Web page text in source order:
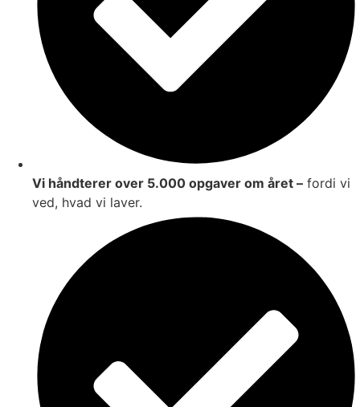
Vi håndterer over 5.000 opgaver om året – fordi vi
ved, hvad vi laver.